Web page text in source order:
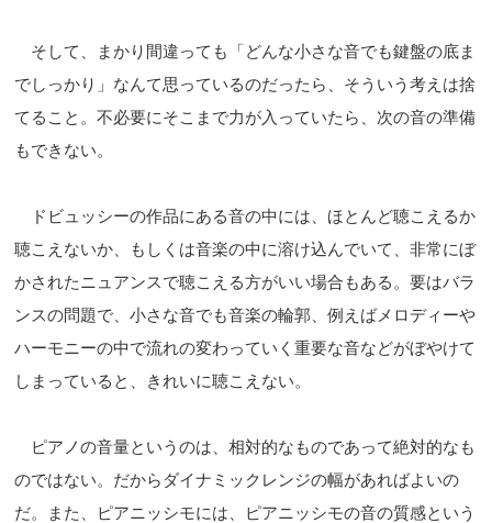
そして、まかり間違っても「どんな小さな音でも鍵盤の底ま
でしっかり」なんて思っているのだったら、そういう考えは捨
てること。不必要にそこまで力が入っていたら、次の音の準備
もできない。
ドビュッシーの作品にある音の中には、ほとんど聴こえるか
聴こえないか、もしくは音楽の中に溶け込んでいて、非常にぼ
かされたニュアンスで聴こえる方がいい場合もある。要はバラ
ンスの問題で、小さな音でも音楽の輪郭、例えばメロディーや
ハーモニーの中で流れの変わっていく重要な音などがぼやけて
しまっていると、きれいに聴こえない。
ピアノの音量というのは、相対的なものであって絶対的なも
のではない。だからダイナミックレンジの幅があればよいの
だ。また、ピアニッシモには、ピアニッシモの音の質感という